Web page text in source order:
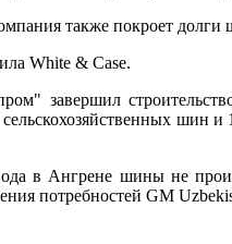
также покроет
White & Case.
завершил
шин
в Ангрене шины не
потребностей GM